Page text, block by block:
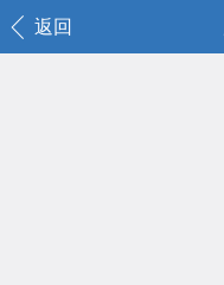
返回